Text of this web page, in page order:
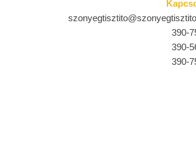
390-
390-
390-